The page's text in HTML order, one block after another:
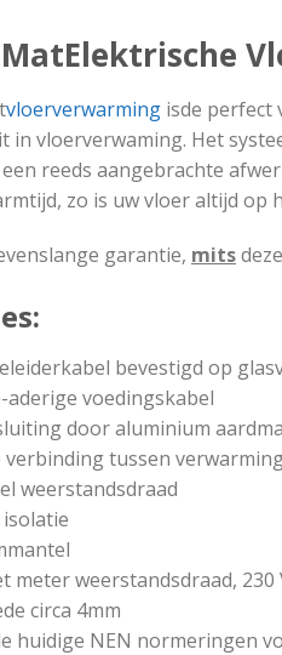
vloerverwarming isde perfect
in vloerverwaming. Het
reeds aangebrachte
zo is uw vloer altijd
garantie, mits
bevestigd op
aderige voedingskabel
door aluminium
verbinding tussen
weerstandsdraad
isolatie
meter weerstandsdraad, 230
circa 4mm
huidige NEN normeringen